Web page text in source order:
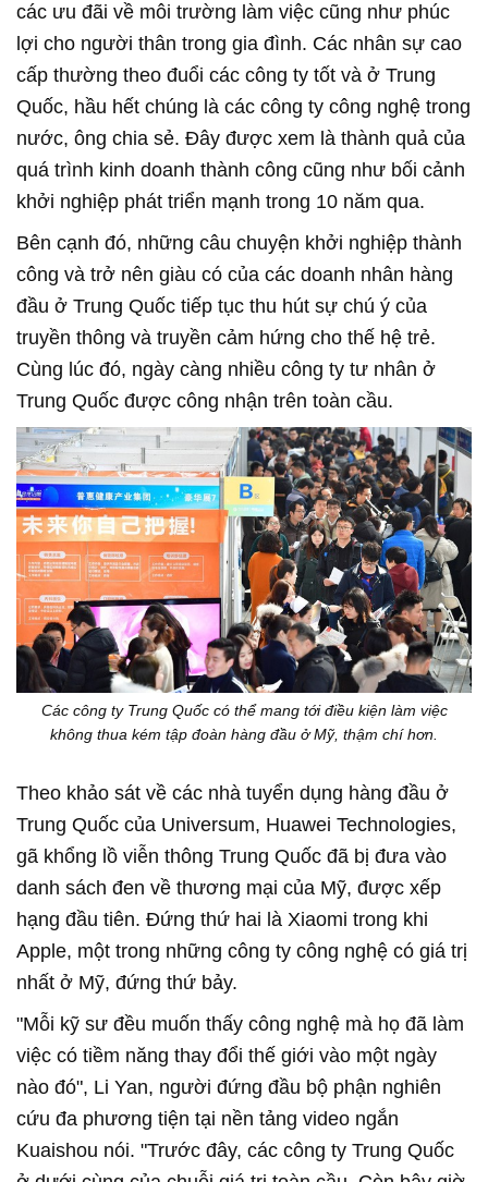
các ưu đãi về môi trường làm việc cũng như phúc
lợi cho người thân trong gia đình. Các nhân sự cao
cấp thường theo đuổi các công ty tốt và ở Trung
Quốc, hầu hết chúng là các công ty công nghệ trong
nước, ông chia sẻ. Đây được xem là thành quả của
quá trình kinh doanh thành công cũng như bối cảnh
khởi nghiệp phát triển mạnh trong 10 năm qua.
Bên cạnh đó, những câu chuyện khởi nghiệp thành
công và trở nên giàu có của các doanh nhân hàng
đầu ở Trung Quốc tiếp tục thu hút sự chú ý của
truyền thông và truyền cảm hứng cho thế hệ trẻ.
Cùng lúc đó, ngày càng nhiều công ty tư nhân ở
Trung Quốc được công nhận trên toàn cầu.
Các công ty Trung Quốc có thể mang tới điều kiện làm việc
không thua kém tập đoàn hàng đầu ở Mỹ, thậm chí hơn.
Theo khảo sát về các nhà tuyển dụng hàng đầu ở
Trung Quốc của Universum, Huawei Technologies,
gã khổng lồ viễn thông Trung Quốc đã bị đưa vào
danh sách đen về thương mại của Mỹ, được xếp
hạng đầu tiên. Đứng thứ hai là Xiaomi trong khi
Apple, một trong những công ty công nghệ có giá trị
nhất ở Mỹ, đứng thứ bảy.
"Mỗi kỹ sư đều muốn thấy công nghệ mà họ đã làm
việc có tiềm năng thay đổi thế giới vào một ngày
nào đó", Li Yan, người đứng đầu bộ phận nghiên
cứu đa phương tiện tại nền tảng video ngắn
Kuaishou nói. "Trước đây, các công ty Trung Quốc